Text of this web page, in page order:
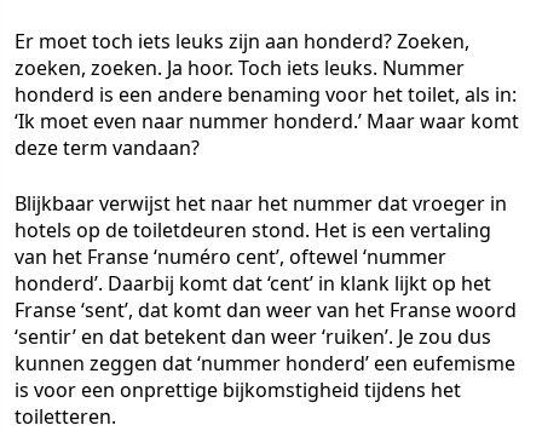
Er moet toch iets leuks zijn aan honderd? Zoeken,
zoeken, zoeken. Ja hoor. Toch iets leuks. Nummer
honderd is een andere benaming voor het toilet, als in:
‘Ik moet even naar nummer honderd.’ Maar waar komt
deze term vandaan?
Blijkbaar verwijst het naar het nummer dat vroeger in
hotels op de toiletdeuren stond. Het is een vertaling
van het Franse ‘numéro cent’, oftewel ‘nummer
honderd’. Daarbij komt dat ‘cent’ in klank lijkt op het
Franse ‘sent’, dat komt dan weer van het Franse woord
‘sentir’ en dat betekent dan weer ‘ruiken’. Je zou dus
kunnen zeggen dat ‘nummer honderd’ een eufemisme
is voor een onprettige bijkomstigheid tijdens het
toiletteren.